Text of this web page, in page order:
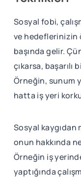
Sosyal fobi,
ve hedeflerinizin
başında gelir.
çıkarsa,
Örneğin, sunum
hatta iş yeri
Sosyal kaygıdan
onun hakkında
Örneğin iş
yaptığında